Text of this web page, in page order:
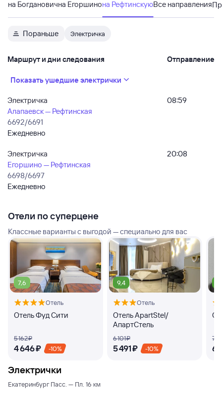
на Богдановична Егоршинона РефтинскуюВсе направления
Пораньше Электричка
Маршрут и дни следования Отправление
Показать ушедшие электрички
Электричка
Алапаевск — Рефтинская
6692/6691
Ежедневно
08:59
Электричка
Егоршино — Рефтинская
6698/6697
Ежедневно
20:08
Отели по суперцене
Классные варианты с выгодой — специально для вас
7,6
Отель
Отель Фуд Сити
5 ⁠162 ⁠₽
4 ⁠646 ⁠₽ -10%
9,4
Отель
Отель ApartStel/
АпартСтель
6 ⁠101 ⁠₽
5 ⁠491 ⁠₽ -10%
7
6
Электрички
Екатеринбург Пасс. — Пл. 16 км